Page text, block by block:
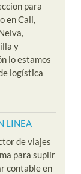
para
en Cali,
y
lo estamos
logística
LINEA
de viajes
para suplir
contable en